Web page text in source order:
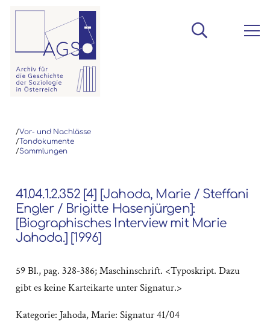
/Vor- und Nachlässe
/Tondokumente
/Sammlungen
41.04.1.2.352 [4] [Jahoda, Marie / Steffani
Engler / Brigitte Hasenjürgen]:
[Biographisches Interview mit Marie
Jahoda.] [1996]
59 Bl., pag. 328-386; Maschinschrift. <Typoskript. Dazu
gibt es keine Karteikarte unter Signatur.>
Kategorie: Jahoda, Marie: Signatur 41/04